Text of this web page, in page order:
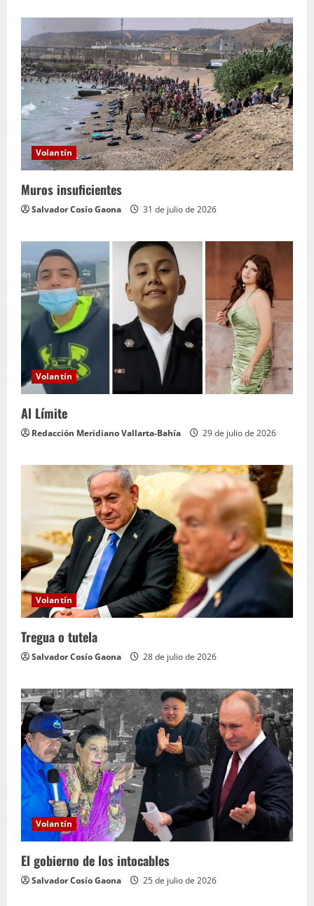
Volantín
Muros insuficientes
Salvador Cosío Gaona 31 de julio de 2026
Volantín
Al Límite
Redacción Meridiano Vallarta-Bahía 29 de julio de 2026
Volantín
Tregua o tutela
Salvador Cosío Gaona 28 de julio de 2026
Volantín
El gobierno de los intocables
Salvador Cosío Gaona 25 de julio de 2026